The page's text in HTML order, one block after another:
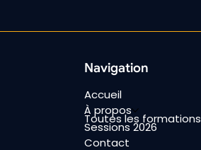
Navigation
Accueil
À propos
Toutes les formations
Sessions 2026
Contact